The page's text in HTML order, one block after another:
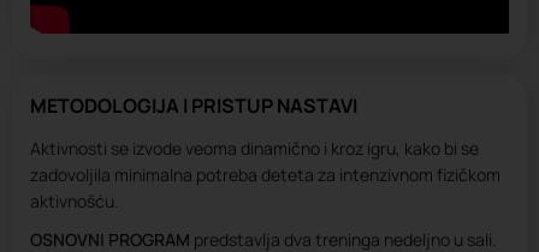
METODOLOGIJA I PRISTUP NASTAVI
Aktivnosti se izvode veoma dinamično i kroz igru, kako bi se
zadovoljila minimalna potreba deteta za intenzivnom fizičkom
aktivnošću.
OSNOVNI PROGRAM predstavlja dva treninga nedeljno u sali.